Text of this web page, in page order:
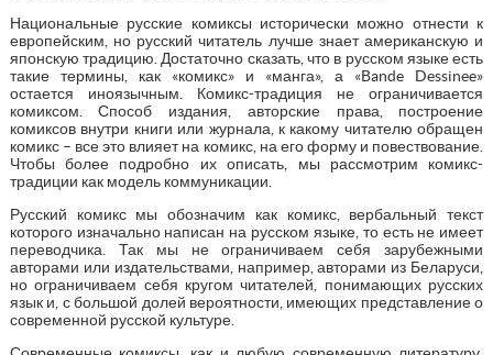
Национальные русские комиксы исторически можно отнести к
европейским, но русский читатель лучше знает американскую и
японскую традицию. Достаточно сказать, что в русском языке есть
такие термины, как «комикс» и «манга», а «Bande Dessinee»
остается иноязычным. Комикс-традиция не ограничивается
комиксом. Способ издания, авторские права, построение
комиксов внутри книги или журнала, к какому читателю обращен
комикс – все это влияет на комикс, на его форму и повествование.
Чтобы более подробно их описать, мы рассмотрим комикс-
традиции как модель коммуникации.
Русский комикс мы обозначим как комикс, вербальный текст
которого изначально написан на русском языке, то есть не имеет
переводчика. Так мы не ограничиваем себя зарубежными
авторами или издательствами, например, авторами из Беларуси,
но ограничиваем себя кругом читателей, понимающих русских
язык и, с большой долей вероятности, имеющих представление о
современной русской культуре.